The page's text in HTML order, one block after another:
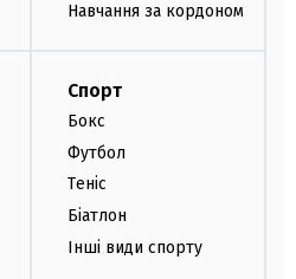
Навчання за кордоном
Спорт
Бокс
Футбол
Теніс
Біатлон
Інші види спорту